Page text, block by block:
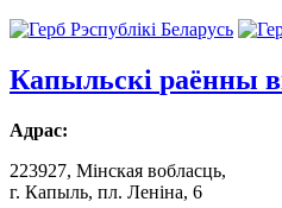
Капыльскі раённы
Адрас:
223927, Мінская вобласць,
г. Капыль, пл. Леніна, 6